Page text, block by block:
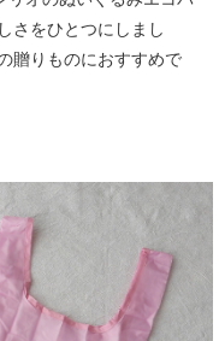
さをひとつにしまし
贈りものにおすすめで